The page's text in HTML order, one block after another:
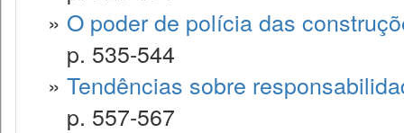
» O poder de polícia das
p. 535-544
» Tendências sobre
p. 557-567